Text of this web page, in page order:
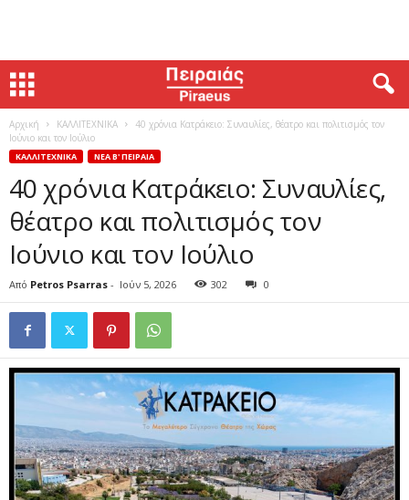
Αρχική ΚΑΛΛΙΤΕΧΝΙΚΑ
40 χρόνια Κατράκειο: Συναυλίες, θέατρο και πολιτισμός τον
Ιούνιο και τον Ιούλιο
ΚΑΛΛΙΤΕΧΝΙΚΑ ΝΕΑ Β' ΠΕΙΡΑΙΑ
40 χρόνια Κατράκειο: Συναυλίες,
θέατρο και πολιτισμός τον
Ιούνιο και τον Ιούλιο
Από Petros Psarras - Ιούν 5, 2026 302 0